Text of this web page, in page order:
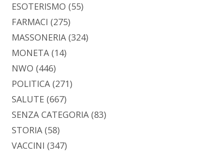
ESOTERISMO (55)
FARMACI (275)
MASSONERIA(324)
MONETA(14)
NWO (446)
POLITICA(271)
SALUTE (667)
SENZA CATEGORIA(83)
STORIA(58)
VACCINI (347)